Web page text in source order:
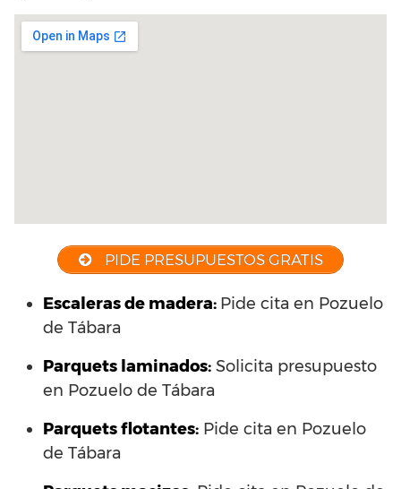
PIDE PRESUPUESTOS GRATIS
Escaleras de madera: Pide cita en Pozuelo
de Tábara
Parquets laminados: Solicita presupuesto
en Pozuelo de Tábara
Parquets flotantes: Pide cita en Pozuelo
de Tábara